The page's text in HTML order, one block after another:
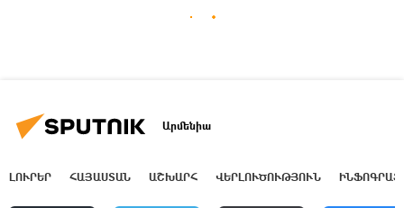
Արմենիա
ԼՈՒՐԵՐ ՀԱՅԱՍՏԱՆ ԱՇԽԱՐՀ ՎԵՐԼՈՒԾՈՒԹՅՈՒՆ